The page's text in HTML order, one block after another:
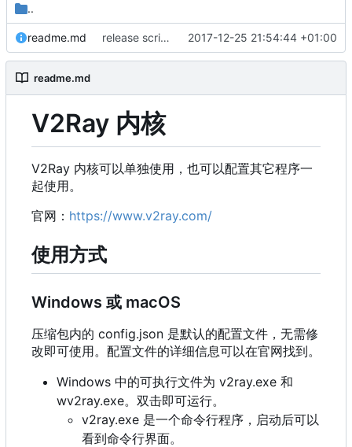
..
readme.md release script relocation 2017-12-25 21:54:44 +01:00
readme.md
V2Ray 内核
V2Ray 内核可以单独使用，也可以配置其它程序一
起使用。
官网： https://www.v2ray.com/
使用方式
Windows 或 macOS
压缩包内的 config.json 是默认的配置文件，无需修
改即可使用。配置文件的详细信息可以在官网找到。
Windows 中的可执行文件为 v2ray.exe 和
wv2ray.exe。双击即可运行。
v2ray.exe 是一个命令行程序，启动后可以
看到命令行界面。